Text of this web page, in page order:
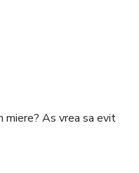
miere? As vrea sa evit